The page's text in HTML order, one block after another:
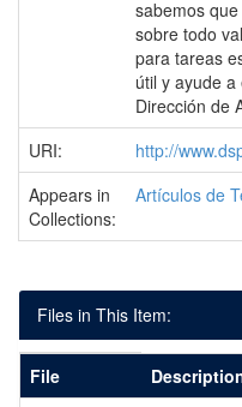
sabemos
sobre todo
para tareas
útil y ayude
Dirección de
URI:
http://
Appears in
Collections:
Artículos de
Files in This Item:
File